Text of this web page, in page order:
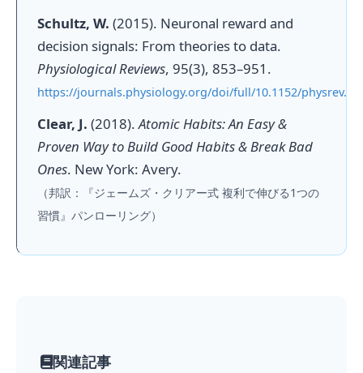
Schultz, W. (2015). Neuronal reward and
decision signals: From theories to data.
Physiological Reviews, 95(3), 853–951.
https://journals.physiology.org/doi/full/10.1152/
Clear, J. (2018).Atomic Habits: An Easy &
Proven Way to Build Good Habits & Break Bad
Ones. New York: Avery.
（邦訳：『ジェームズ・クリアー式 複利で伸びる1つの
習慣』パンローリング）
関連記事